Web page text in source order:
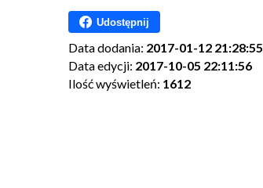
Udostępnij
Data dodania: 2017-01-12 21:28:55
Data edycji: 2017-10-05 22:11:56
Ilość wyświetleń: 1612